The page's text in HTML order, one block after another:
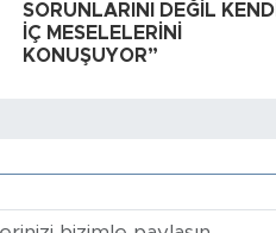
SORUNLARINI DEĞİL KENDİ
İÇ MESELELERİNİ
KONUŞUYOR”